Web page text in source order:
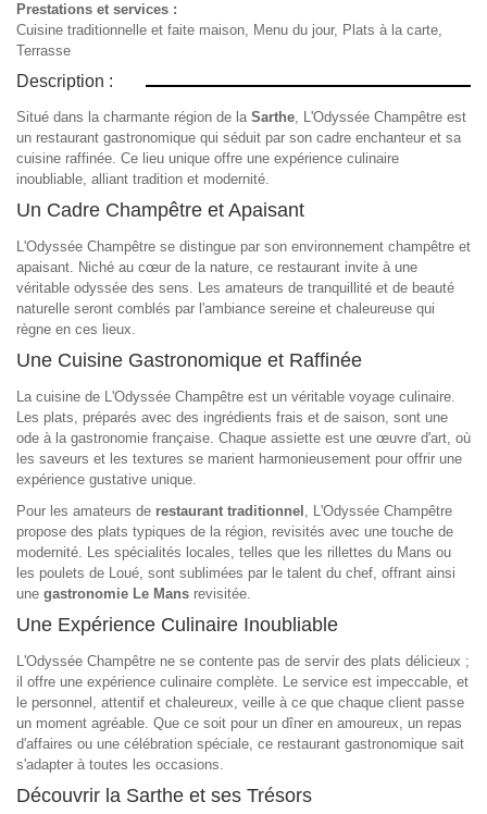
Prestations et services :
Cuisine traditionnelle et faite maison, Menu du jour, Plats à la carte,
Terrasse
Description :
Situé dans la charmante région de la Sarthe, L'Odyssée Champêtre est
un restaurant gastronomique qui séduit par son cadre enchanteur et sa
cuisine raffinée. Ce lieu unique offre une expérience culinaire
inoubliable, alliant tradition et modernité.
Un Cadre Champêtre et Apaisant
L'Odyssée Champêtre se distingue par son environnement champêtre et
apaisant. Niché au cœur de la nature, ce restaurant invite à une
véritable odyssée des sens. Les amateurs de tranquillité et de beauté
naturelle seront comblés par l'ambiance sereine et chaleureuse qui
règne en ces lieux.
Une Cuisine Gastronomique et Raffinée
La cuisine de L'Odyssée Champêtre est un véritable voyage culinaire.
Les plats, préparés avec des ingrédients frais et de saison, sont une
ode à la gastronomie française. Chaque assiette est une œuvre d'art, où
les saveurs et les textures se marient harmonieusement pour offrir une
expérience gustative unique.
Pour les amateurs de restaurant traditionnel , L'Odyssée Champêtre
propose des plats typiques de la région, revisités avec une touche de
modernité. Les spécialités locales, telles que les rillettes du Mans ou
les poulets de Loué, sont sublimées par le talent du chef, offrant ainsi
une gastronomie Le Mans revisitée.
Une Expérience Culinaire Inoubliable
L'Odyssée Champêtre ne se contente pas de servir des plats délicieux ;
il offre une expérience culinaire complète. Le service est impeccable, et
le personnel, attentif et chaleureux, veille à ce que chaque client passe
un moment agréable. Que ce soit pour un dîner en amoureux, un repas
d'affaires ou une célébration spéciale, ce restaurant gastronomique sait
s'adapter à toutes les occasions.
Découvrir la Sarthe et ses Trésors